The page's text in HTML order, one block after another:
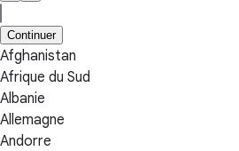
Continuer
Afghanistan
Afrique du Sud
Albanie
Allemagne
Andorre